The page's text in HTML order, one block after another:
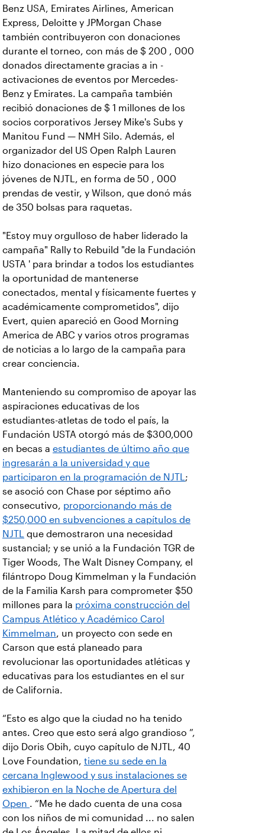
Benz USA, Emirates Airlines, American
Express, Deloitte y JPMorgan Chase
también contribuyeron con donaciones
durante el torneo, con más de $ 200 , 000
donados directamente gracias a in -
activaciones de eventos por Mercedes-
Benz y Emirates. La campaña también
recibió donaciones de $ 1 millones de los
socios corporativos Jersey Mike's Subs y
Manitou Fund — NMH Silo. Además, el
organizador del US Open Ralph Lauren
hizo donaciones en especie para los
jóvenes de NJTL, en forma de 50 , 000
prendas de vestir, y Wilson, que donó más
de 350 bolsas para raquetas.
"Estoy muy orgulloso de haber liderado la
campaña" Rally to Rebuild "de la Fundación
USTA ' para brindar a todos los estudiantes
la oportunidad de mantenerse
conectados, mental y físicamente fuertes y
académicamente comprometidos", dijo
Evert, quien apareció en Good Morning
America de ABC y varios otros programas
de noticias a lo largo de la campaña para
crear conciencia.
Manteniendo su compromiso de apoyar las
aspiraciones educativas de los
estudiantes-atletas de todo el país, la
Fundación USTA otorgó más de $300,000
en becas a estudiantes de último año que
ingresarán a la universidad y que
participaron en la programación de NJTL ;
se asoció con Chase por séptimo año
consecutivo, proporcionando más de
$250,000 en subvenciones a capítulos de
NJTL
que demostraron una necesidad
sustancial; y se unió a la Fundación TGR de
Tiger Woods, The Walt Disney Company, el
filántropo Doug Kimmelman y la Fundación
de la Familia Karsh para comprometer $50
millones para la próxima construcción del
Campus Atlético y Académico Carol
Kimmelman, un proyecto con sede en
Carson que está planeado para
revolucionar las oportunidades atléticas y
educativas para los estudiantes en el sur
de California.
“Esto es algo que la ciudad no ha tenido
antes. Creo que esto será algo grandioso ”,
dijo Doris Obih, cuyo capítulo de NJTL, 40
Love Foundation, tiene su sede en la
cercana Inglewood y sus instalaciones se
exhibieron en la Noche de Apertura del
Open . “Me he dado cuenta de una cosa
con los niños de mi comunidad ... no salen